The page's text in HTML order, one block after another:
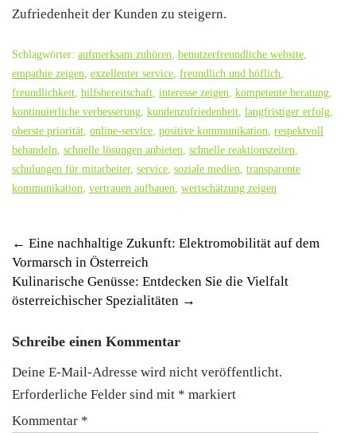
Zufriedenheit der Kunden zu steigern.
Schlagwörter: aufmerksam zuhören benutzerfreundliche website
empathie zeigen exzellenter service freundlich und höflich
freundlichkeit hilfsbereitschaft interesse zeigen kompetente beratung
kontinuierliche verbesserung kundenzufriedenheit langfristiger erfolg
oberste priorität online-service positive kommunikation respektvoll
behandeln schnelle lösungen anbieten schnelle reaktionszeiten
schulungen für mitarbeiter, service soziale medien transparente
kommunikation vertrauen aufbauen wertschätzung zeigen
Post
navigation
← Eine nachhaltige Zukunft: Elektromobilität auf dem
Vormarsch in Österreich
Kulinarische Genüsse: Entdecken Sie die Vielfalt
österreichischer Spezialitäten →
Schreibe einen Kommentar
Deine E-Mail-Adresse wird nicht veröffentlicht.
Erforderliche Felder sind mit * markiert
Kommentar *